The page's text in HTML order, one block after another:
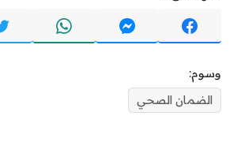
وسوم:
الضمان الصحي